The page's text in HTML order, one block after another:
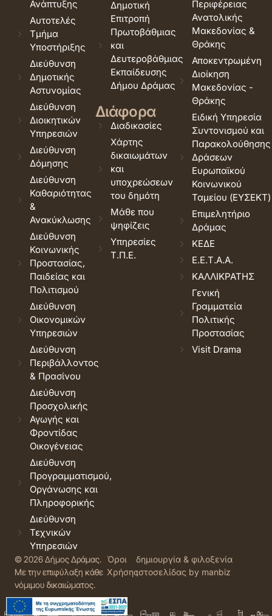
Ανάπτυξης
Αυτοτελές
Τμήμα
Υποστήριξης
Διεύθυνση
Δημοτικής
Αστυνομίας
Διεύθυνση
Διοικητικών
Υπηρεσιών
Διεύθυνση
Δόμησης
Διεύθυνση
Καθαριότητας
&
Ανακύκλωσης
Διεύθυνση
Κοινωνικής
Προστασίας,
Παιδείας και
Πολιτισμού
Διεύθυνση
Οικονομικών
Υπηρεσιών
Διεύθυνση
Περιβάλλοντος
& Πρασίνου
Διεύθυνση
Προσχολικής
Αγωγής και
Φροντίδας
Οικογένειας
Διεύθυνση
Προγραμματισμού,
Οργάνωσης και
Πληροφορικής
Διεύθυνση
Τεχνικών
Υπηρεσιών
Δημοτική
Επιτροπή
Πρωτοβάθμιας
και
Δευτεροβάθμιας
Εκπαίδευσης
Δήμου Δράμας
Διάφορα
Διαδικασίες
Χάρτης
δικαιωμάτων
και
υποχρεώσεων
του δημότη
Μάθε που
ψηφίζεις
Υπηρεσίες
Τ.Π.Ε.
Περιφέρειας
Ανατολικής
Μακεδονίας &
Θράκης
Αποκεντρωμένη
Διοίκηση
Μακεδονίας -
Θράκης
Ειδική Υπηρεσία
Συντονισμού και
Παρακολούθησης
Δράσεων
Ευρωπαϊκού
Κοινωνικού
Ταμείου (ΕΥΣΕΚΤ)
Επιμελητήριο
Δράμας
ΚΕΔΕ
Ε.Ε.Τ.Α.Α.
ΚΑΛΛΙΚΡΑΤΗΣ
Γενική
Γραμματεία
Πολιτικής
Προστασίας
Visit Drama
© 2026 Δήμος Δράμας.
Με την επιφύλαξη κάθε
νόμιμου δικαιώματος.
Όροι
Χρήσης
δημιουργία & φιλοξενία
ιστοσελίδας by manbiz